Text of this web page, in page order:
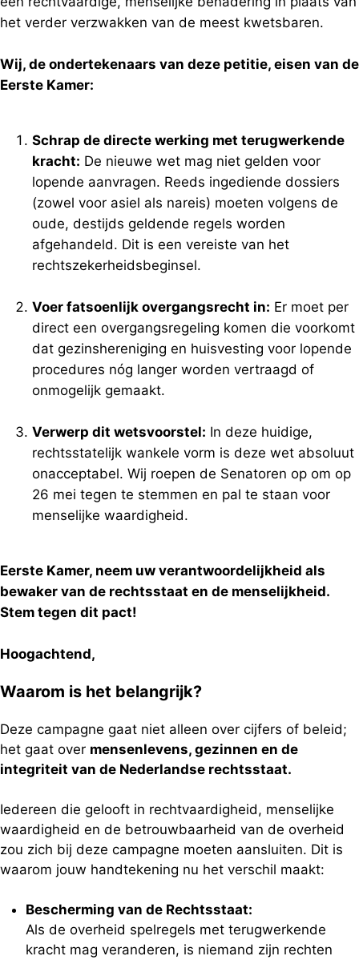
het verder verzwakken van de meest kwetsbaren.
Wij, de ondertekenaars van deze petitie, eisen van de
Eerste Kamer:
Schrap de directe werking met terugwerkende
kracht: De nieuwe wet mag niet gelden voor
lopende aanvragen. Reeds ingediende dossiers
(zowel voor asiel als nareis) moeten volgens de
oude, destijds geldende regels worden
afgehandeld. Dit is een vereiste van het
rechtszekerheidsbeginsel.
Voer fatsoenlijk overgangsrecht in: Er moet per
direct een overgangsregeling komen die voorkomt
dat gezinshereniging en huisvesting voor lopende
procedures nóg langer worden vertraagd of
onmogelijk gemaakt.
Verwerp dit wetsvoorstel: In deze huidige,
rechtsstatelijk wankele vorm is deze wet absoluut
onacceptabel. Wij roepen de Senatoren op om op
26 mei tegen te stemmen en pal te staan voor
menselijke waardigheid.
Eerste Kamer, neem uw verantwoordelijkheid als
bewaker van de rechtsstaat en de menselijkheid.
Stem tegen dit pact!
Hoogachtend,
Waarom is het belangrijk?
Deze campagne gaat niet alleen over cijfers of beleid;
het gaat over mensenlevens, gezinnen en de
integriteit van de Nederlandse rechtsstaat.
Iedereen die gelooft in rechtvaardigheid, menselijke
waardigheid en de betrouwbaarheid van de overheid
zou zich bij deze campagne moeten aansluiten. Dit is
waarom jouw handtekening nu het verschil maakt:
Bescherming van de Rechtsstaat:
Als de overheid spelregels met terugwerkende
kracht mag veranderen, is niemand zijn rechten